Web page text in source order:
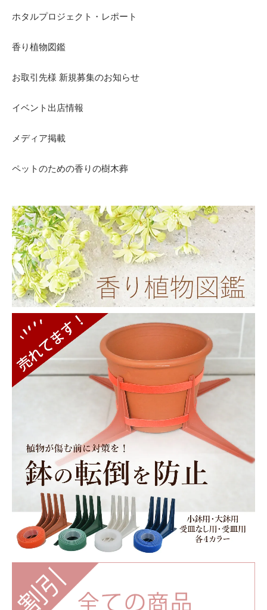
ホタルプロジェクト・レポート
香り植物図鑑
お取引先様 新規募集のお知らせ
イベント出店情報
メディア掲載
ペットのための香りの樹木葬